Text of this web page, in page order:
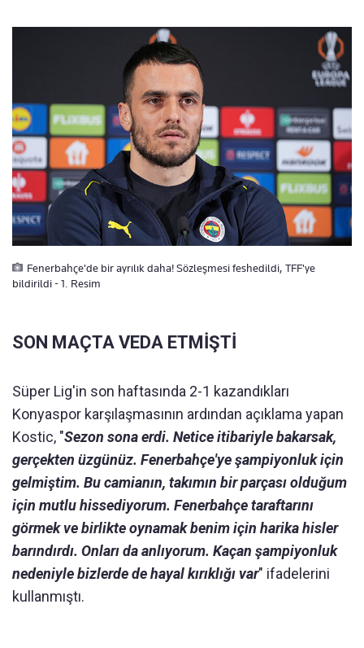
Fenerbahçe'de bir ayrılık daha! Sözleşmesi feshedildi, TFF'ye
bildirildi - 1. Resim
SON MAÇTA VEDA ETMİŞTİ
Süper Lig'in son haftasında 2-1 kazandıkları
Konyaspor karşılaşmasının ardından açıklama yapan
Kostic, "Sezon sona erdi. Netice itibariyle bakarsak,
gerçekten üzgünüz. Fenerbahçe'ye şampiyonluk için
gelmiştim. Bu camianın, takımın bir parçası olduğum
için mutlu hissediyorum. Fenerbahçe taraftarını
görmek ve birlikte oynamak benim için harika hisler
barındırdı. Onları da anlıyorum. Kaçan şampiyonluk
nedeniyle bizlerde de hayal kırıklığı var" ifadelerini
kullanmıştı.